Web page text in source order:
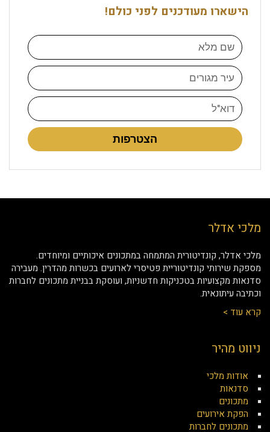
הישארו מעודכנים לפני כולם!
הצטרפות
מלכי אדלר
מלכי אדלר, קונדיטורית המתמחה במתכונים איכותיים ומיוחדים.
מספקת שירותי קונדיטוריית פטיסרי לארועים בכשרות מהדרין. מעבירה
סדנאות מקצועיות בטכניקות חדשניות, ועוסקת בבניית מתכונים לחברות
וכתיבה עיתונאית.
קרא עוד >
ניווט מהיר
אודות מלכי
סדנאות
מתכונים
הפקת אירועים
מתכונים לחברות